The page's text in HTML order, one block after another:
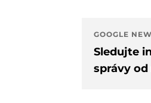
GOOGLE
Sledujte
správy